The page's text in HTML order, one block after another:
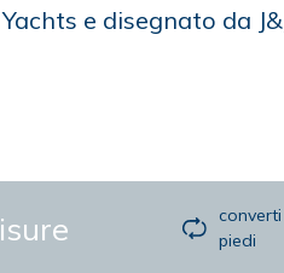
e disegnato da
converti
piedi